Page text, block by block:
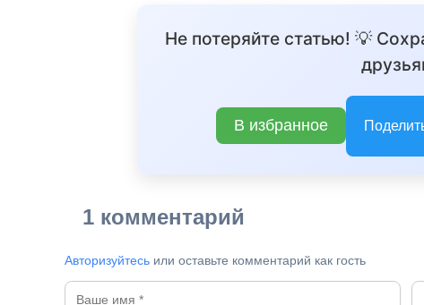
Не потеряйте статью! 💡
В избранное
1 комментарий
Авторизуйтесь или оставьте комментарий как гость